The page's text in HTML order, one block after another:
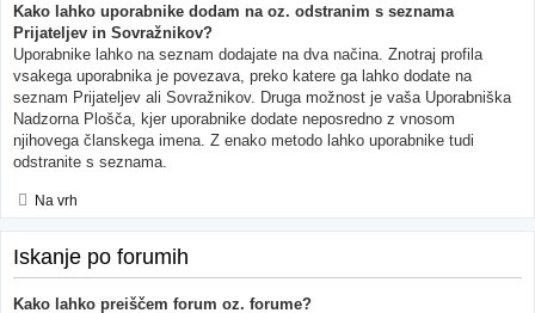
Kako lahko uporabnike dodam na oz. odstranim s seznama
Prijateljev in Sovražnikov?
Uporabnike lahko na seznam dodajate na dva načina. Znotraj profila
vsakega uporabnika je povezava, preko katere ga lahko dodate na
seznam Prijateljev ali Sovražnikov. Druga možnost je vaša Uporabniška
Nadzorna Plošča, kjer uporabnike dodate neposredno z vnosom
njihovega članskega imena. Z enako metodo lahko uporabnike tudi
odstranite s seznama.
Na vrh
Iskanje po forumih
Kako lahko preiščem forum oz. forume?